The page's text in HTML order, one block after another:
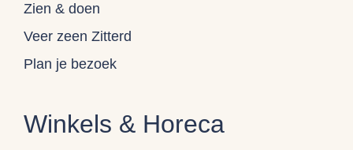
Zien & doen
Veer zeen Zitterd
Plan je bezoek
Winkels & Horeca